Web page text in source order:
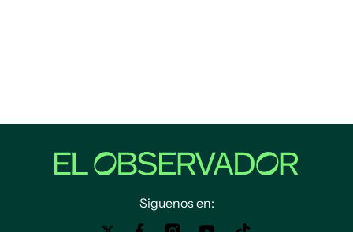
Siguenos en: